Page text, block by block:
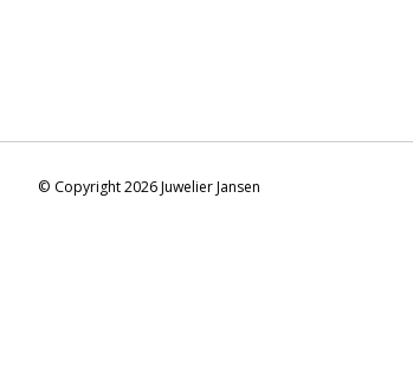
© Copyright 2026 Juwelier Jansen